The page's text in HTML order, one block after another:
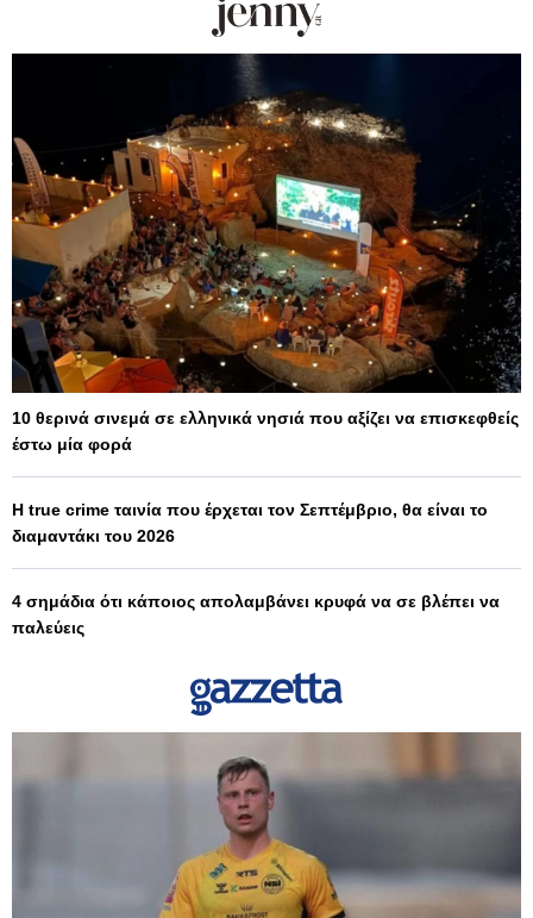
10 θερινά σινεμά σε ελληνικά νησιά που αξίζει να επισκεφθείς
έστω μία φορά
Η true crime ταινία που έρχεται τον Σεπτέμβριο, θα είναι το
διαμαντάκι του 2026
4 σημάδια ότι κάποιος απολαμβάνει κρυφά να σε βλέπει να
παλεύεις